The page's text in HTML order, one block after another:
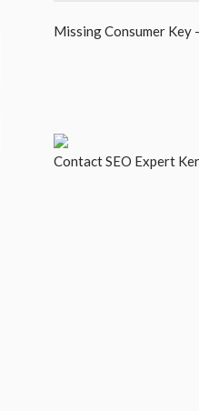
Missing Consumer Key
ContactSEO Expert